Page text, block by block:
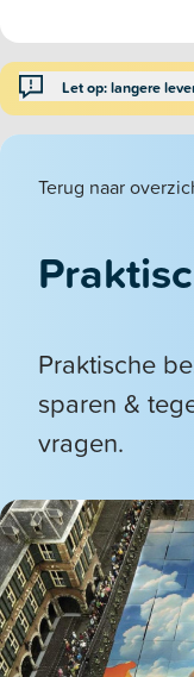
Let op: langere
Terug naar
Praktische
sparen &
vragen.